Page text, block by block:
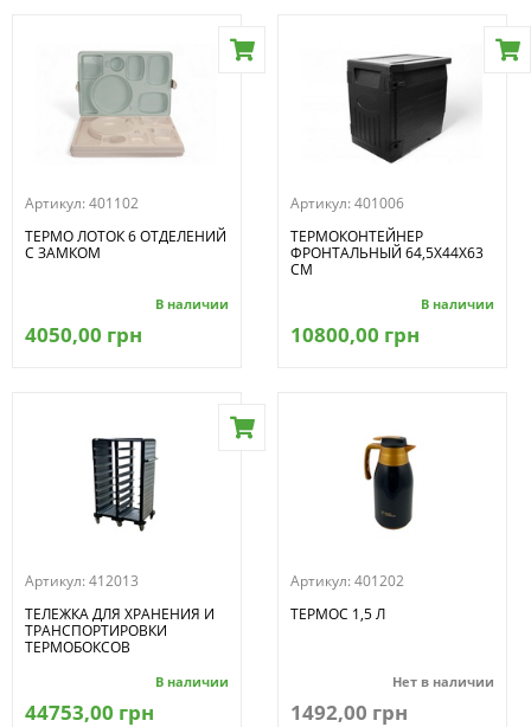
Артикул: 401102
ТЕРМО ЛОТОК 6 ОТДЕЛЕНИЙ
С ЗАМКОМ
В наличии
4050,00 грн
Артикул: 401006
ТЕРМОКОНТЕЙНЕР
ФРОНТАЛЬНЫЙ 64,5Х44Х63
СМ
В наличии
10800,00 грн
Артикул: 412013
ТЕЛЕЖКА ДЛЯ ХРАНЕНИЯ И
ТРАНСПОРТИРОВКИ
ТЕРМОБОКСОВ
В наличии
44753,00 грн
Артикул: 401202
ТЕРМОС 1,5 Л
Нет в наличии
1492,00 грн